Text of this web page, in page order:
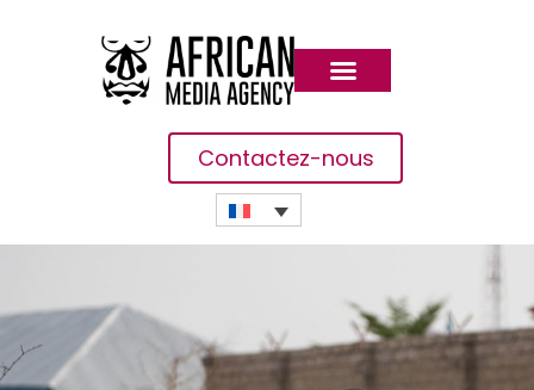
Contactez-nous